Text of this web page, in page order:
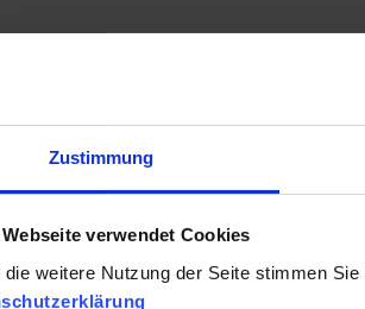
Zustimmung
Webseite verwendet Cookies
die weitere Nutzung der Seite stimmen
Blick in